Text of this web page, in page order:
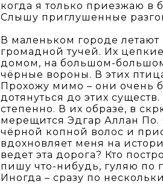
когда я только приезжаю в
Слышу приглушенные
В маленьком городе
громадной тучей. Их
домом, на большом-
чёрные вороны. В этих
Прохожу мимо – они очень
дотянуться до этих
степенно. В их образе, в
мерещится Эдгар Аллан
чёрной копной волос и
вдохновляет меня на
ведет эта дорога? Кто
пишу что-нибудь, гуляю по
Иногда – сразу по